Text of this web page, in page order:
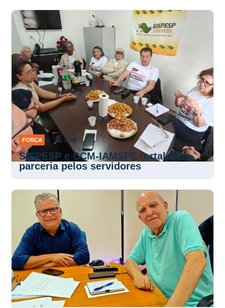
FORÇA 31 JUL 2026
SISPESP e CCM-IAMSPE fortalecem
parceria pelos servidores